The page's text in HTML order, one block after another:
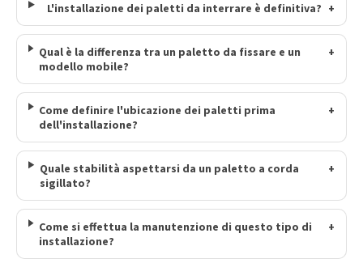
L'installazione dei paletti da interrare è definitiva? +
Qual è la differenza tra un paletto da fissare e un
modello mobile?
+
Come definire l'ubicazione dei paletti prima
dell'installazione?
+
Quale stabilità aspettarsi da un paletto a corda
sigillato?
+
Come si effettua la manutenzione di questo tipo di
installazione?
+